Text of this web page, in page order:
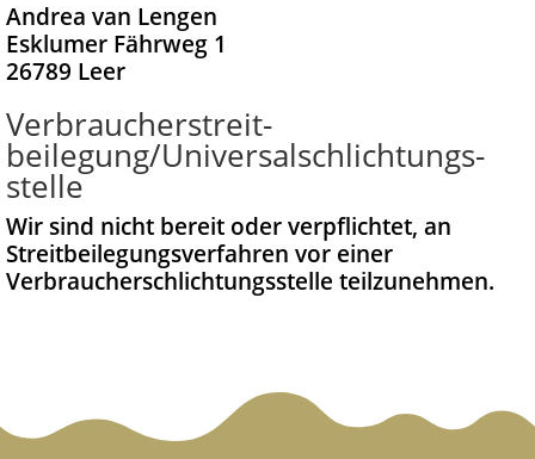
Andrea van Lengen
Esklumer Fährweg 1
26789 Leer
Verbraucher­streit­
beilegung/Universal­schlichtungs­
stelle
Wir sind nicht bereit oder verpflichtet, an
Streitbeilegungsverfahren vor einer
Verbraucherschlichtungsstelle teilzunehmen.